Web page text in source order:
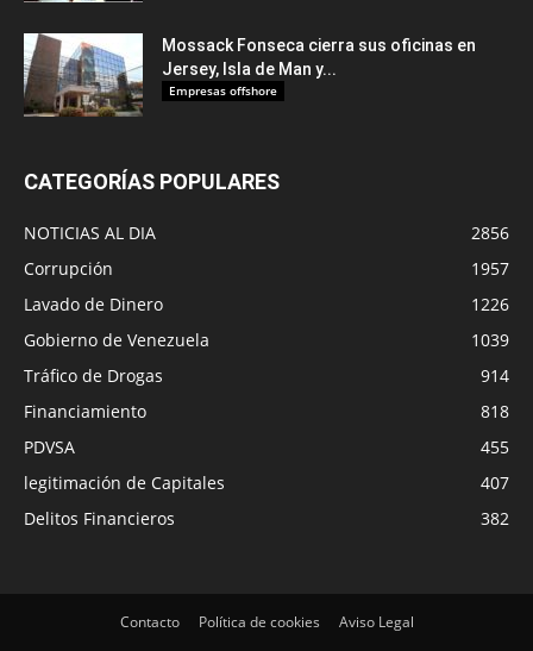
Mossack Fonseca cierra sus oficinas en
Jersey, Isla de Man y...
Empresas offshore
CATEGORÍAS POPULARES
NOTICIAS AL DIA
2856
Corrupción
1957
Lavado de Dinero
1226
Gobierno de Venezuela
1039
Tráfico de Drogas
914
Financiamiento
818
PDVSA
455
legitimación de Capitales
407
Delitos Financieros
382
Contacto Política de cookies Aviso Legal